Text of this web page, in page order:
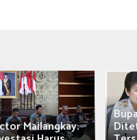
Mailangkay: